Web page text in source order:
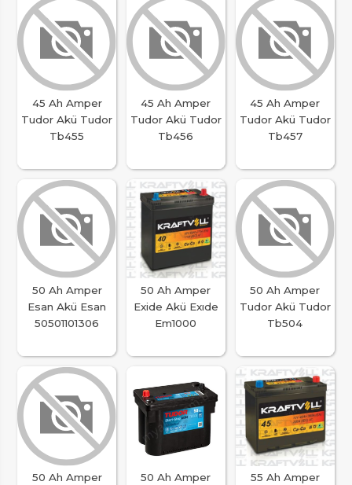
45 Ah Amper
Tudor Akü Tudor
Tb455
45 Ah Amper
Tudor Akü Tudor
Tb456
45 Ah Amper
Tudor Akü Tudor
Tb457
50 Ah Amper
Esan Akü Esan
50501101306
50 Ah Amper
Exide Akü Exıde
Em1000
50 Ah Amper
Tudor Akü Tudor
Tb504
50 Ah Amper
50 Ah Amper
55 Ah Amper